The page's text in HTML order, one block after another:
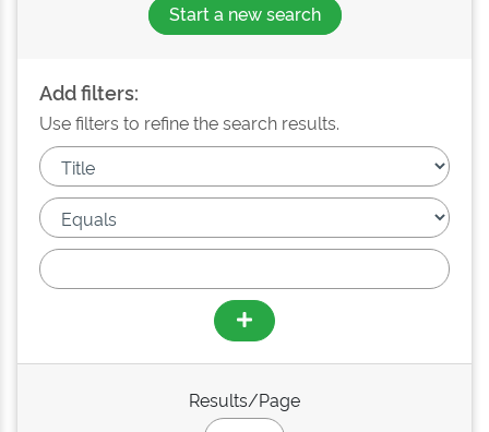
Start a new search
Add filters:
Use filters to refine the search results.
Results/Page